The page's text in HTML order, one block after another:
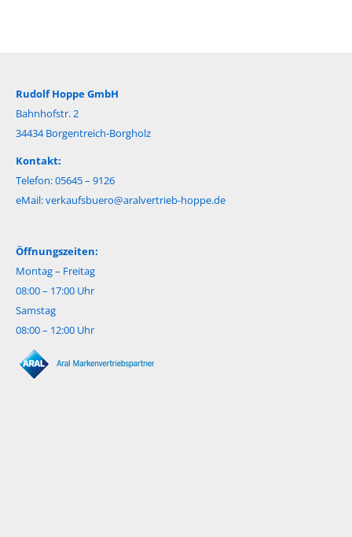
Rudolf Hoppe GmbH
Bahnhofstr. 2
34434 Borgentreich-Borgholz
Kontakt:
Telefon: 05645 – 9126
eMail:verkaufsbuero@aralvertrieb-hoppe.de
Öffnungszeiten:
Montag – Freitag
08:00 – 17:00 Uhr
Samstag
08:00 – 12:00 Uhr